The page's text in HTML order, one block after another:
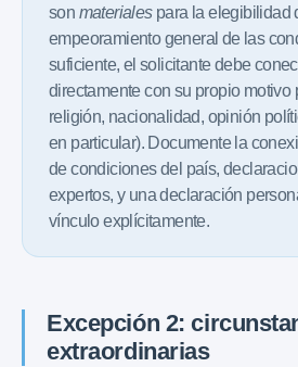
son materialespara la elegibilidad
empeoramiento general de las
suficiente, el solicitante debe
directamente con su propio motivo
religión, nacionalidad, opinión
en particular). Documente la
de condiciones del país,
expertos, y una declaración
vínculo explícitamente.
Excepción 2:
extraordinarias